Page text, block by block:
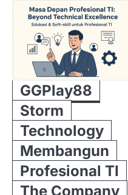
GGPlay88
Storm
Technology
Membangun
Profesional TI
The Company